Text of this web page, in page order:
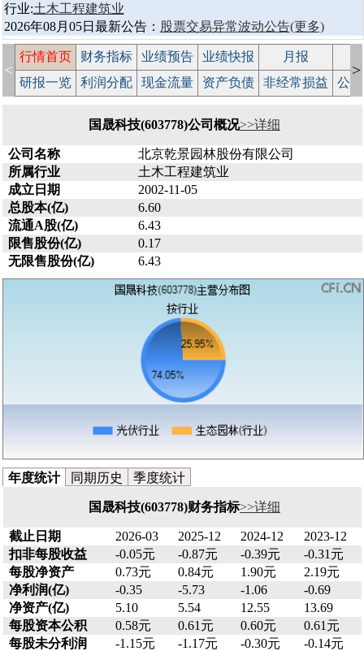
行业:土木工程建筑业
2026年08月05日最新公告： 股票交易异常波动公告(更多)
<
行情首页 财务指标 业绩预告 业绩快报 月报
研报一览
利润分配 现金流量 资产负债 非经常损益 公
>
国晟科技(603778)公司概况>>详细
公司名称
北京乾景园林股份有限公司
所属行业
土木工程建筑业
成立日期
2002-11-05
总股本(亿)
6.60
流通A股(亿)
6.43
限售股份(亿)
0.17
无限售股份(亿)
6.43
年度统计 同期历史 季度统计
国晟科技(603778)财务指标>>详细
截止日期 2026-03 2025-12 2024-12
2023-12
扣非每股收益
-0.05元 -0.87元 -0.39元
-0.31元
每股净资产
0.73元 0.84元 1.90元
2.19元
净利润(亿)
-0.35 -5.73 -1.06
-0.69
净资产(亿)
5.10 5.54 12.55
13.69
每股资本公积
0.58元 0.61元 0.60元
0.61元
每股未分利润
-1.15元 -1.17元 -0.30元
-0.14元